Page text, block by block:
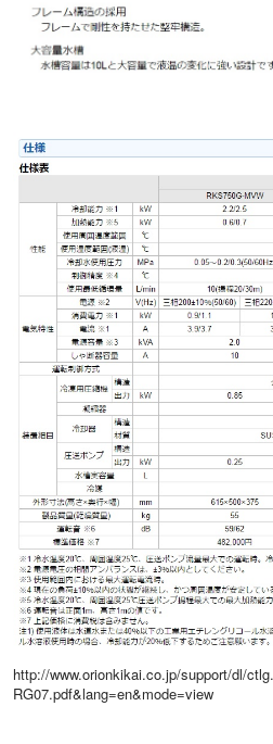
http://www.orionkikai.co.jp/support/dl/
RG07.pdf&lang=en&mode=view